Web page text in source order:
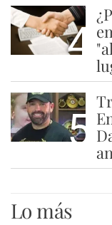
4
5
Lo más